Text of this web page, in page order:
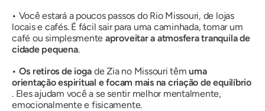
• Você estará a poucos passos do Rio Missouri, de lojas
locais e cafés. É fácil sair para uma caminhada, tomar um
café ou simplesmente aproveitar a atmosfera tranquila de
cidade pequena.
• Os retiros de ioga de Zia no Missouri têmuma
orientação espiritual e focam mais na criação de equilíbrio
. Eles ajudam você a se sentir melhor mentalmente,
emocionalmente e fisicamente.